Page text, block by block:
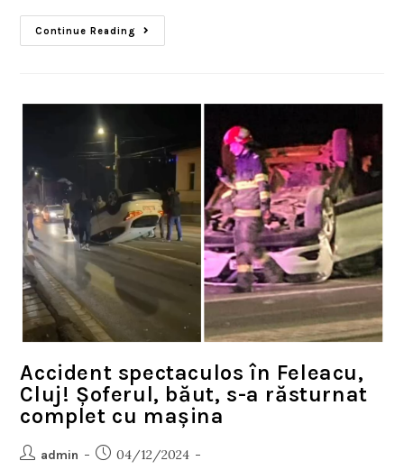
Continue Reading
Accident spectaculos în Feleacu,
Cluj! Șoferul, băut, s-a răsturnat
complet cu mașina
admin 04/12/2024